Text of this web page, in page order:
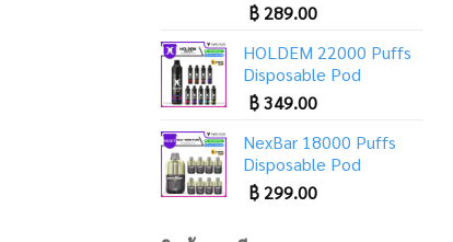
฿289.00
HOLDEM 22000 Puffs
Disposable Pod
฿349.00
NexBar 18000 Puffs
Disposable Pod
฿299.00